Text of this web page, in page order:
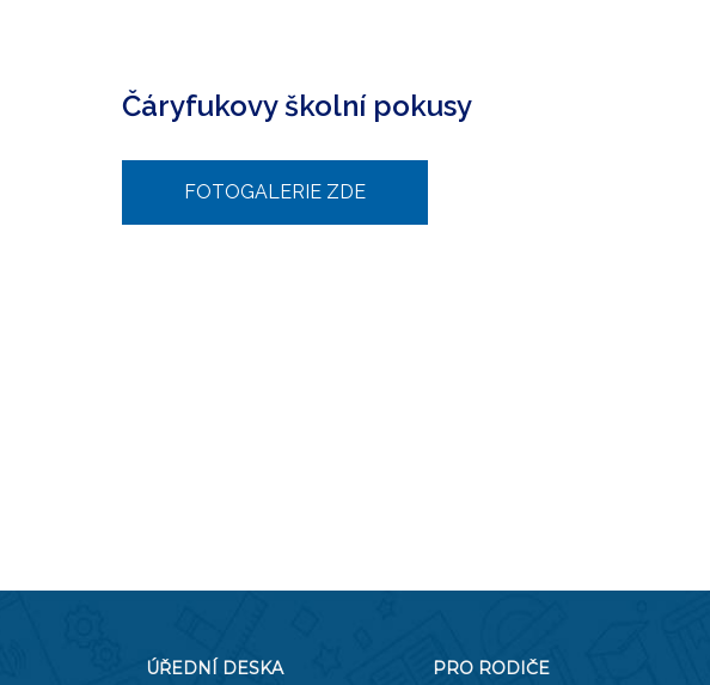
Čáryfukovy školní pokusy
FOTOGALERIE ZDE
ÚŘEDNÍ DESKA PRO RODIČE